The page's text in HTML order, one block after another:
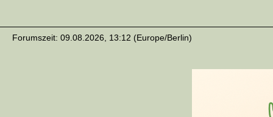
Forumszeit: 09.08.2026, 13:12 (Europe/Berlin)